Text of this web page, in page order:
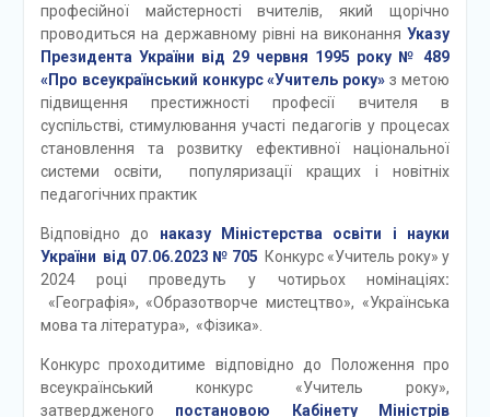
професійної майстерності вчителів, який щорічно
проводиться на державному рівні на виконанняУказу
Президента України від 29 червня 1995 року № 489
«Про всеукраїнський конкурс «Учитель року» з метою
підвищення престижності професії вчителя в
суспільстві, стимулювання участі педагогів у процесах
становлення та розвитку ефективної національної
системи освіти, популяризації кращих і новітніх
педагогічних практик
Відповідно до наказу Міністерства освіти і науки
України від 07.06.2023 № 705 Конкурс «Учитель року» у
2024 році проведуть у чотирьох номінаціях:
«Географія», «Образотворче мистецтво», «Українська
мова та література», «Фізика».
Конкурс проходитиме відповідно до Положення про
всеукраїнський конкурс «Учитель року»,
затвердженого постановою Кабінету Міністрів